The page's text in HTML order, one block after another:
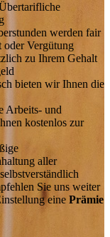
werden fair
oder Vergütung
zu Ihrem Gehalt
bieten wir Ihnen die
Arbeits- und
kostenlos zur
aller
Sie uns weiter
eine Prämie